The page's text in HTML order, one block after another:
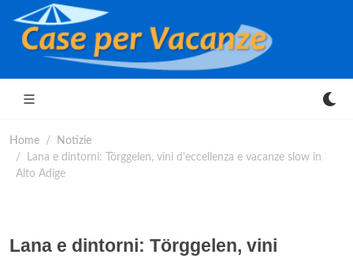
Home
Notizie
Lana e dintorni: Törggelen, vini d'eccellenza e vacanze slow in
Alto Adige
Lana e dintorni: Törggelen, vini